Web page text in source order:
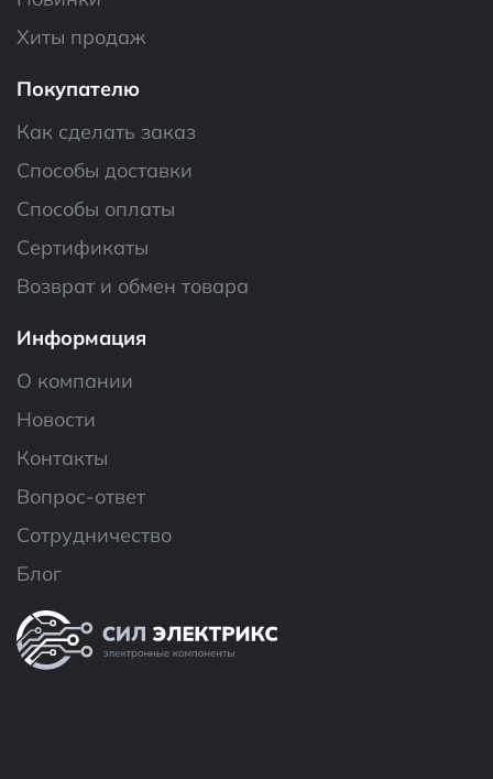
Хиты продаж
Покупателю
Как сделать заказ
Способы доставки
Способы оплаты
Сертификаты
Возврат и обмен товара
Информация
О компании
Новости
Контакты
Вопрос-ответ
Сотрудничество
Блог